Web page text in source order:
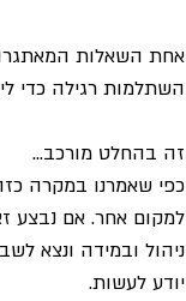
אחת השאלות
השתלמות רגילה כדי
זה בהחלט מורכב…
ניהול ובמידה ונצא
יודע לעשות.